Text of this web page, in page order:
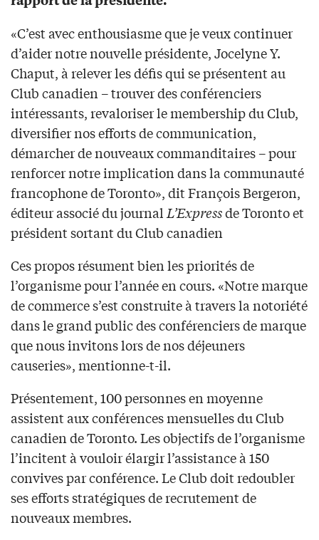
«C’est avec enthousiasme que je veux continuer
d’aider notre nouvelle présidente, Jocelyne Y.
Chaput, à relever les défis qui se présentent au
Club canadien – trouver des conférenciers
intéressants, revaloriser le membership du Club,
diversifier nos efforts de communication,
démarcher de nouveaux commanditaires – pour
renforcer notre implication dans la communauté
francophone de Toronto», dit François Bergeron,
éditeur associé du journalL’Expressde Toronto et
président sortant du Club canadien
Ces propos résument bien les priorités de
l’organisme pour l’année en cours. «Notre marque
de commerce s’est construite à travers la notoriété
dans le grand public des conférenciers de marque
que nous invitons lors de nos déjeuners
causeries», mentionne-t-il.
Présentement, 100 personnes en moyenne
assistent aux conférences mensuelles du Club
canadien de Toronto. Les objectifs de l’organisme
l’incitent à vouloir élargir l’assistance à 150
convives par conférence. Le Club doit redoubler
ses efforts stratégiques de recrutement de
nouveaux membres.